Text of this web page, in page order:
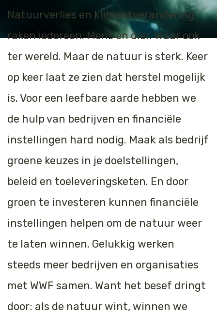
Natuurverlies en klimaatverandering
raken iedereen. Mens en dier. Waar ook
ter wereld. Maar de natuur is sterk. Keer
op keer laat ze zien dat herstel mogelijk
is. Voor een leefbare aarde hebben we
de hulp van bedrijven en financiële
instellingen hard nodig. Maak als bedrijf
groene keuzes in je doelstellingen,
beleid en toeleveringsketen. En door
groen te investeren kunnen financiële
instellingen helpen om de natuur weer
te laten winnen. Gelukkig werken
steeds meer bedrijven en organisaties
met WWF samen. Want het besef dringt
door: als de natuur wint, winnen we